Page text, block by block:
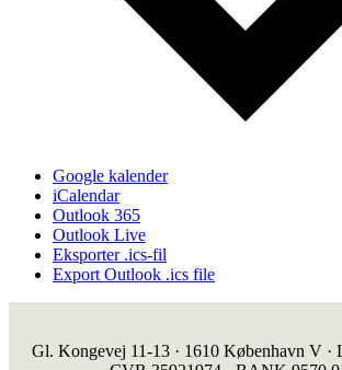
Google kalender
iCalendar
Outlook 365
Outlook Live
Eksporter .ics-fil
Export Outlook .ics file
Gl. Kongevej 11-13 · 1610 København V ·